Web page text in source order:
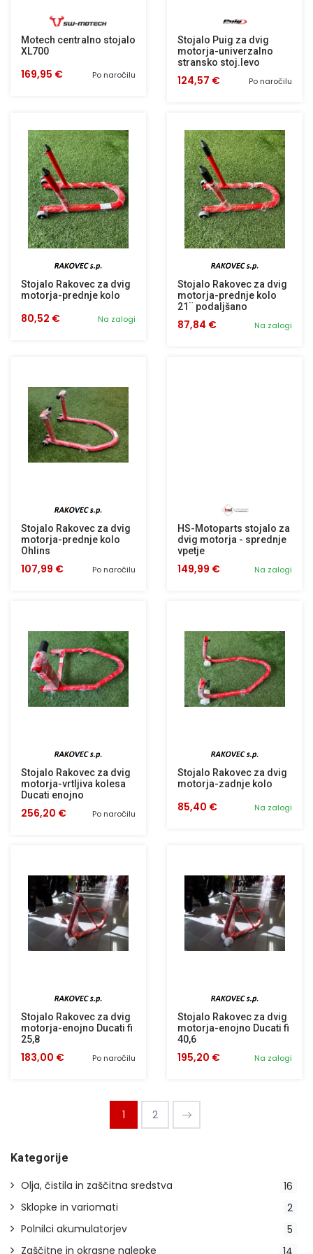
Motech centralno stojalo
XL700
Po naročilu
169,95 €
Stojalo Puig za dvig
motorja-univerzalno
stransko stoj.levo
Po naročilu
124,57 €
Stojalo Rakovec za dvig
motorja-prednje kolo
Na zalogi
80,52 €
Stojalo Rakovec za dvig
motorja-prednje kolo
21¨ podaljšano
Na zalogi
87,84 €
Stojalo Rakovec za dvig
motorja-prednje kolo
Ohlins
Po naročilu
107,99 €
HS-Motoparts stojalo za
dvig motorja - sprednje
vpetje
Na zalogi
149,99 €
Stojalo Rakovec za dvig
motorja-vrtljiva kolesa
Ducati enojno
Po naročilu
256,20 €
Stojalo Rakovec za dvig
motorja-zadnje kolo
Na zalogi
85,40 €
Stojalo Rakovec za dvig
motorja-enojno Ducati fi
25,8
Po naročilu
183,00 €
Stojalo Rakovec za dvig
motorja-enojno Ducati fi
40,6
Na zalogi
195,20 €
1 2
Kategorije
16
Olja, čistila in zaščitna sredstva
2
Sklopke in variomati
5
Polnilci akumulatorjev
14
Zaščitne in okrasne nalepke